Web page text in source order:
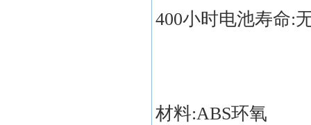
400小时电池寿命:
材料:ABS环氧